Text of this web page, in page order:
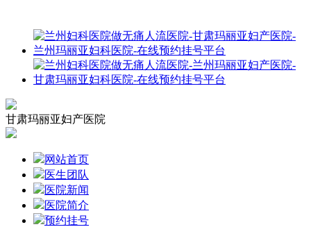
甘肃玛丽亚妇产医院
网站首页
医生团队
医院新闻
医院简介
预约挂号